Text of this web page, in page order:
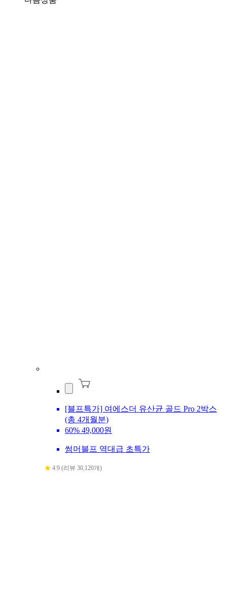
[블프특가] 여에스더 유산균 골드 Pro 2박스
(총 4개월분)
60% 49,000원
썸머블프 역대급 초특가
4.9 (리뷰 30,120개)